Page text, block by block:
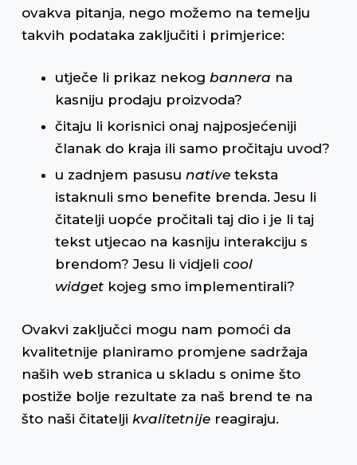
ovakva pitanja, nego možemo na temelju
takvih podataka zaključiti i primjerice:
utječe li prikaz nekogbannera na
kasniju prodaju proizvoda?
čitaju li korisnici onaj najposjećeniji
članak do kraja ili samo pročitaju uvod?
u zadnjem pasusunative teksta
istaknuli smo benefite brenda. Jesu li
čitatelji uopće pročitali taj dio i je li taj
tekst utjecao na kasniju interakciju s
brendom? Jesu li vidjelicool
widget kojeg smo implementirali?
Ovakvi zaključci mogu nam pomoći da
kvalitetnije planiramo promjene sadržaja
naših web stranica u skladu s onime što
postiže bolje rezultate za naš brend te na
što naši čitatelji kvalitetnijereagiraju.